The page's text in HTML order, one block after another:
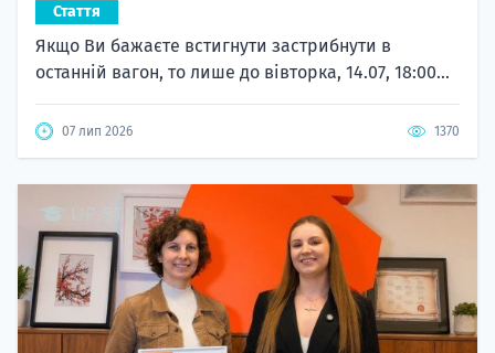
Стаття
Якщо Ви бажаєте встигнути застрибнути в
останній вагон, то лише до вівторка, 14.07, 18:00...
07 лип 2026 1370